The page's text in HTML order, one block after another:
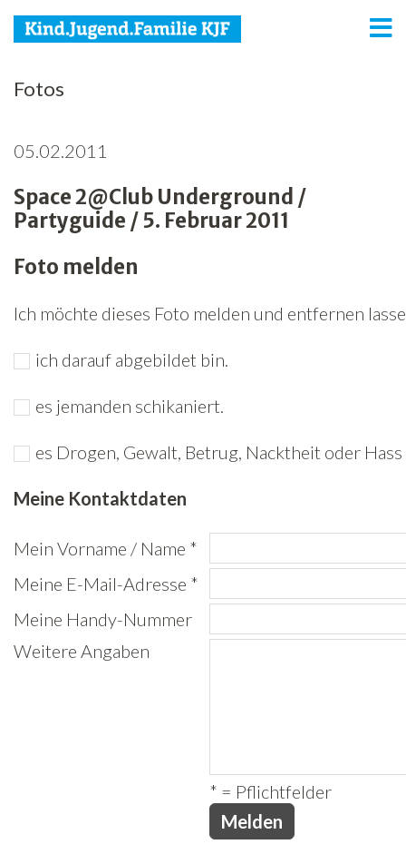
KJF
Jugend
Familie
Netzwerk
Spenden
Jobs
Freiwilligenarbeit
News
Fotos
05.02.2011
Space 2@Club Underground /
Partyguide / 5. Februar 2011
Foto melden
Ich möchte dieses Foto melden und entfernen
ich darauf abgebildet bin.
es jemanden schikaniert.
es Drogen, Gewalt, Betrug, Nacktheit oder
Meine Kontaktdaten
Mein Vorname / Name *
Meine E-Mail-Adresse *
Meine Handy-Nummer
Weitere Angaben
* = Pflichtfelder